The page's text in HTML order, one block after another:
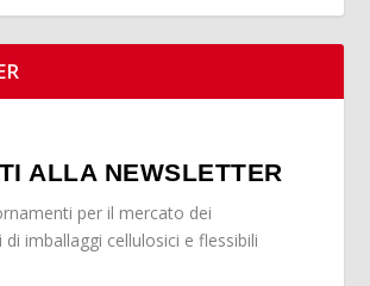
ALLA NEWSLETTER
per il mercato dei
imballaggi cellulosici e flessibili